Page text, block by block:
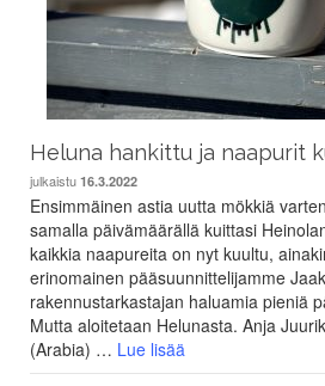
Heluna hankittu ja naapurit
julkaistu 16.3.2022
Ensimmäinen astia uutta mökkiä
samalla päivämäärällä kuittasi
kaikkia naapureita on nyt kuultu,
erinomainen pääsuunnittelijamme
rakennustarkastajan haluamia pieniä
Mutta aloitetaan Helunasta. Anja
(Arabia) … Lue lisää